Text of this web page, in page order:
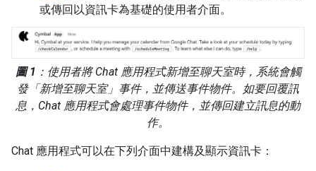
或傳回以資訊卡為基礎的使用者介面。
圖 1 ：使用者將 Chat 應用程式新增至聊天室時，系統會觸
發「新增至聊天室」 事件，並傳送事件物件。如要回覆訊
息，Chat 應用程式會處理事件物件，並傳回建立訊息的動
作。
Chat 應用程式可以在下列介面中建構及顯示資訊卡：